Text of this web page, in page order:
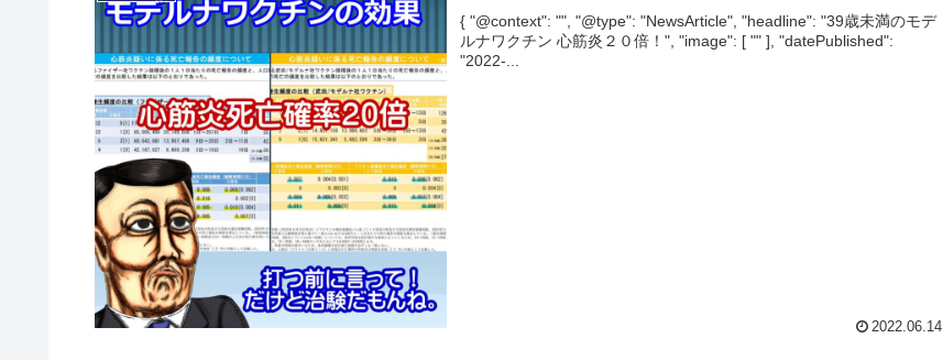
{ "@context": "", "@type": "NewsArticle", "headline": "39歳未満のモデ
ルナワクチン 心筋炎２０倍！", "image": [ "" ], "datePublished":
"2022-...
2022.06.14